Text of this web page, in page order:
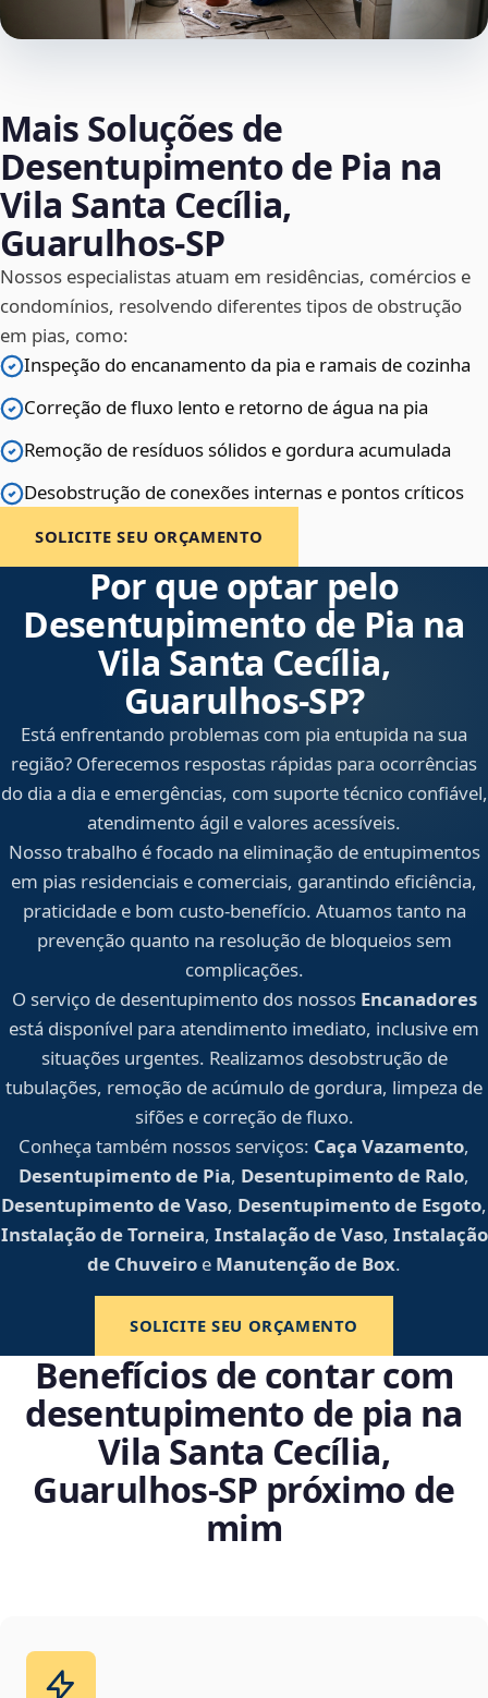
Mais Soluções de
Desentupimento de Pia na
Vila Santa Cecília,
Guarulhos‑SP
Nossos especialistas atuam em residências, comércios e
condomínios, resolvendo diferentes tipos de obstrução
em pias, como:
Inspeção do encanamento da pia e ramais de cozinha
Correção de fluxo lento e retorno de água na pia
Remoção de resíduos sólidos e gordura acumulada
Desobstrução de conexões internas e pontos críticos
SOLICITE SEU ORÇAMENTO
Por que optar pelo
Desentupimento de Pia na
Vila Santa Cecília,
Guarulhos‑SP?
Está enfrentando problemas com pia entupida na sua
região? Oferecemos respostas rápidas para ocorrências
do dia a dia e emergências, com suporte técnico confiável,
atendimento ágil e valores acessíveis.
Nosso trabalho é focado na eliminação de entupimentos
em pias residenciais e comerciais, garantindo eficiência,
praticidade e bom custo-benefício. Atuamos tanto na
prevenção quanto na resolução de bloqueios sem
complicações.
O serviço de desentupimento dos nossos Encanadores
está disponível para atendimento imediato, inclusive em
situações urgentes. Realizamos desobstrução de
tubulações, remoção de acúmulo de gordura, limpeza de
sifões e correção de fluxo.
Conheça também nossos serviços: Caça Vazamento,
Desentupimento de Pia, Desentupimento de Ralo,
Desentupimento de Vaso, Desentupimento de Esgoto,
Instalação de Torneira, Instalação de Vaso, Instalação
de Chuveiro e Manutenção de Box.
SOLICITE SEU ORÇAMENTO
Benefícios de contar com
desentupimento de pia na
Vila Santa Cecília,
Guarulhos‑SP próximo de
mim